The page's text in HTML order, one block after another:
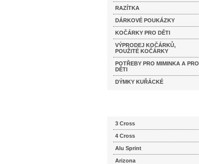
RAZÍTKA
DÁRKOVÉ POUKÁZKY
KOČÁRKY PRO DĚTI
VÝPRODEJ KOČÁRKŮ,
POUŽITÉ KOČÁRKY
POTŘEBY PRO MIMINKA A PRO
DĚTI
DÝMKY KUŘÁCKÉ
3 Cross
4 Cross
Alu Sprint
Arizona